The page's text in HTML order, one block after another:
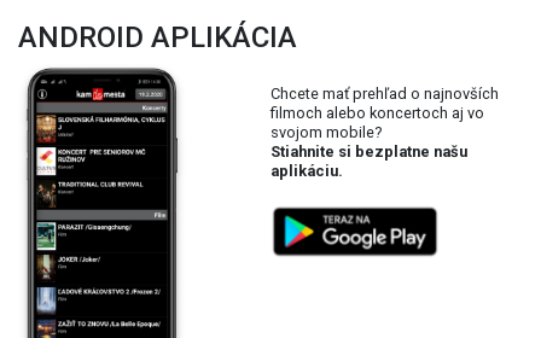
ANDROID APLIKÁCIA
Chcete mať prehľad o najnovších
filmoch alebo koncertoch aj vo
svojom mobile?
Stiahnite si bezplatne našu
aplikáciu.